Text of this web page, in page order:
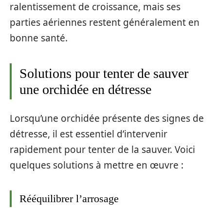
ralentissement de croissance, mais ses
parties aériennes restent généralement en
bonne santé.
Solutions pour tenter de sauver
une orchidée en détresse
Lorsqu’une orchidée présente des signes de
détresse, il est essentiel d’intervenir
rapidement pour tenter de la sauver. Voici
quelques solutions à mettre en œuvre :
Rééquilibrer l’arrosage